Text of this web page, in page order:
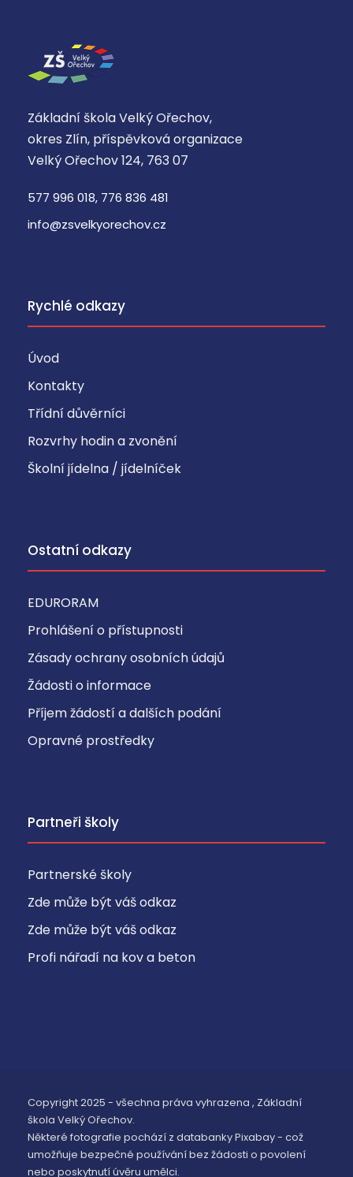
Základní škola Velký Ořechov,
okres Zlín, příspěvková organizace
Velký Ořechov 124, 763 07
577 996 018, 776 836 481
info@zsvelkyorechov.cz
Rychlé odkazy
Úvod
Kontakty
Třídní důvěrníci
Rozvrhy hodin a zvonění
Školní jídelna / jídelníček
Ostatní odkazy
EDURORAM
Prohlášení o přístupnosti
Zásady ochrany osobních údajů
Žádosti o informace
Příjem žádostí a dalších podání
Opravné prostředky
Partneři školy
Partnerské školy
Zde může být váš odkaz
Zde může být váš odkaz
Profi nářadí na kov a beton
Copyright 2025 - všechna práva vyhrazena , Základní
škola Velký Ořechov.
Některé fotografie pochází z databanky Pixabay - což
umožňuje bezpečné používání bez žádosti o povolení
nebo poskytnutí úvěru umělci.